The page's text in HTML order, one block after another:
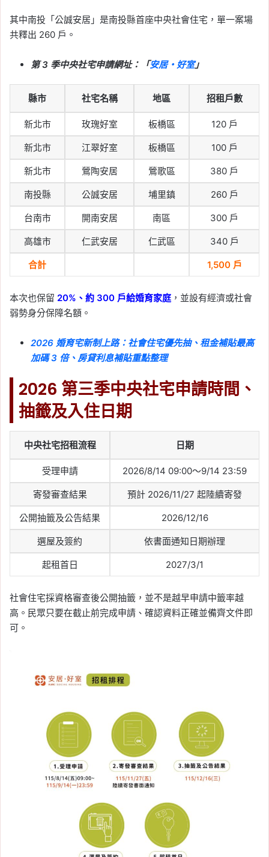
其中南投「公誠安居」是南投縣首座中央社會住宅，單一案場
共釋出 260 戶。
第 3 季中央社宅申請網址：「安居・好室」
縣市 社宅名稱 地區 招租戶數
新北市 玫瑰好室 板橋區 120 戶
新北市 江翠好室 板橋區 100 戶
新北市 鶯陶安居 鶯歌區 380 戶
南投縣 公誠安居 埔里鎮 260 戶
台南市 開南安居 南區 300 戶
高雄市 仁武安居 仁武區 340 戶
合計 1,500 戶
本次也保留 20%、約 300 戶給婚育家庭 ，並設有經濟或社會
弱勢身分保障名額。
2026 婚育宅新制上路：社會住宅優先抽、租金補貼最高
加碼 3 倍、房貸利息補貼重點整理
2026 第三季中央社宅申請時間、
抽籤及入住日期
中央社宅招租流程 日期
受理申請 2026/8/14 09:00～9/14 23:59
寄發審查結果 預計 2026/11/27 起陸續寄發
公開抽籤及公告結果 2026/12/16
選屋及簽約 依書面通知日期辦理
起租首日 2027/3/1
社會住宅採資格審查後公開抽籤，並不是越早申請中籤率越
高。民眾只要在截止前完成申請、確認資料正確並備齊文件即
可。